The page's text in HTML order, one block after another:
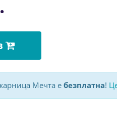
Мечта е безплатна!